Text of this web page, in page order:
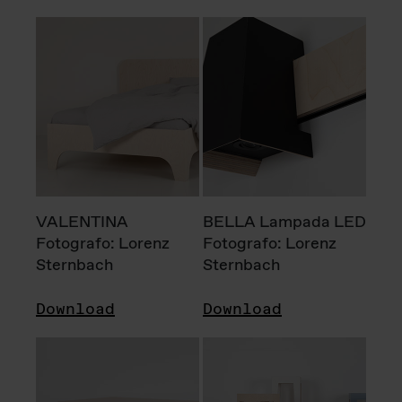
VALENTINA
Fotografo: Lorenz
Sternbach
Download
BELLA Lampada LED
Fotografo: Lorenz
Sternbach
Download